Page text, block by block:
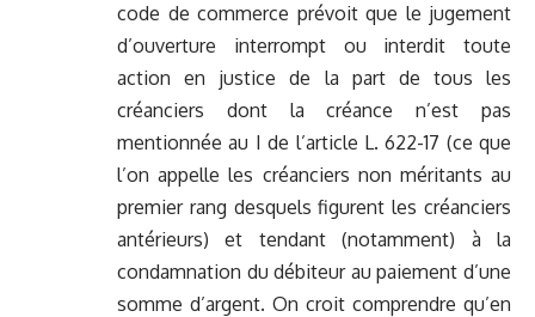
code de commerce prévoit que le jugement
d’ouverture interrompt ou interdit toute
action en justice de la part de tous les
créanciers dont la créance n’est pas
mentionnée au I de l’article L. 622-17 (ce que
l’on appelle les créanciers non méritants au
premier rang desquels figurent les créanciers
antérieurs) et tendant (notamment) à la
condamnation du débiteur au paiement d’une
somme d’argent. On croit comprendre qu’en